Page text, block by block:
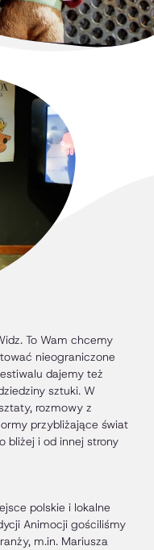
To Wam chcemy
nieograniczone
dajemy też
sztuki. W
rozmowy z
przybliżające świat
bliżej i od innej strony
polskie i lokalne
Animocji gościliśmy
m.in. Mariusza